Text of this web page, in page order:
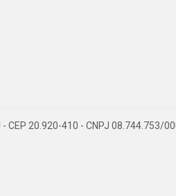
CEP 20.920-410 - CNPJ 08.744.753/